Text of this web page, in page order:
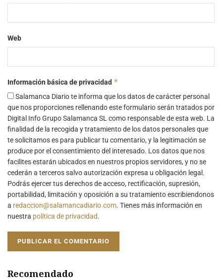
Web
Información básica de privacidad *
Salamanca Diario te informa que los datos de carácter personal
que nos proporciones rellenando este formulario serán tratados por
Digital Info Grupo Salamanca SL como responsable de esta web. La
finalidad de la recogida y tratamiento de los datos personales que
te solicitamos es para publicar tu comentario, y la legitimación se
produce por el consentimiento del interesado. Los datos que nos
facilites estarán ubicados en nuestros propios servidores, y no se
cederán a terceros salvo autorización expresa u obligación legal.
Podrás ejercer tus derechos de acceso, rectificación, supresión,
portabilidad, limitación y oposición a su tratamiento escribiendonos
a redaccion@salamancadiario.com. Tienes más información en
nuestra política de privacidad.
Recomendado